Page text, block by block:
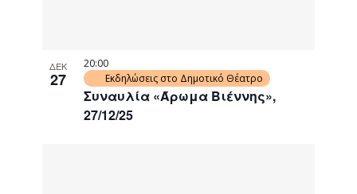
ΔΕΚ
27
Συναυλία «Άρωμα Βιέννης»,
27/12/25
20:00
Εκδηλώσεις στο Δημοτικό Θέατρο